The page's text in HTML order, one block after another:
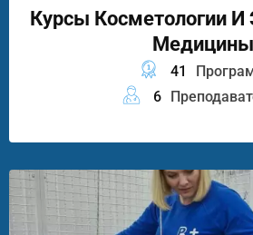
Курсы Косметологии И
Медицины
41
6